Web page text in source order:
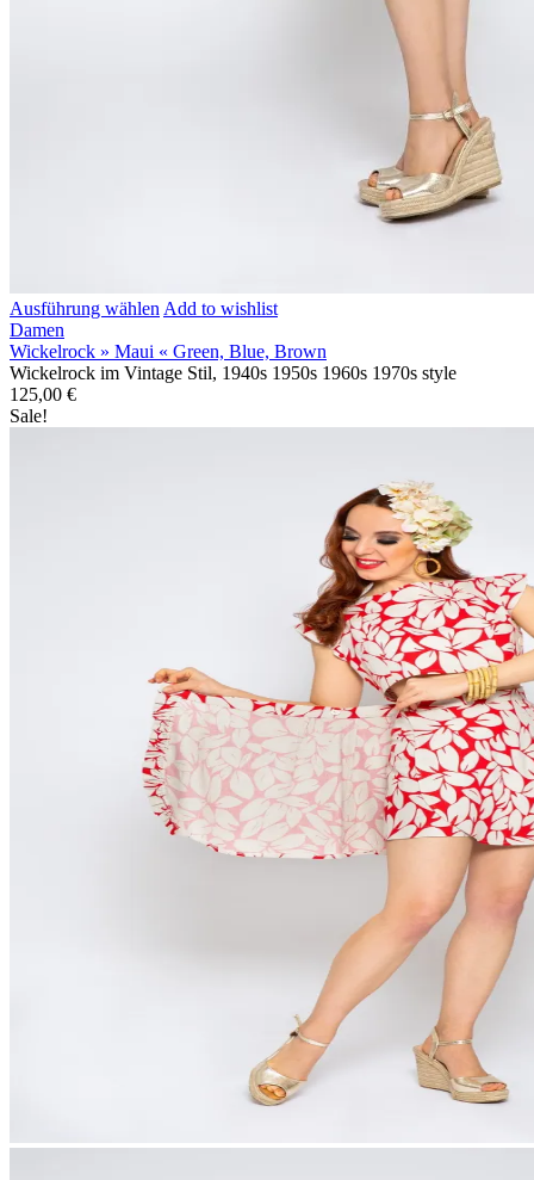
Ausführung wählen Add to wishlist
Damen
Wickelrock » Maui « Green, Blue, Brown
Wickelrock im Vintage Stil, 1940s 1950s 1960s 1970s style
125,00 €
Sale!